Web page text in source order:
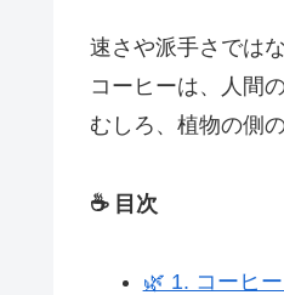
速さや派手さではな
コーヒーは、人間
むしろ、植物の側
☕ 目次
🌿 1. コーヒ